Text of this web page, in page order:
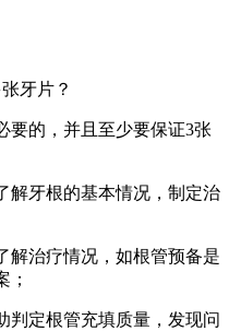
牙片？
的，并且至少要保证3张
牙根的基本情况，制定治
治疗情况，如根管预备是
；
定根管充填质量，发现问